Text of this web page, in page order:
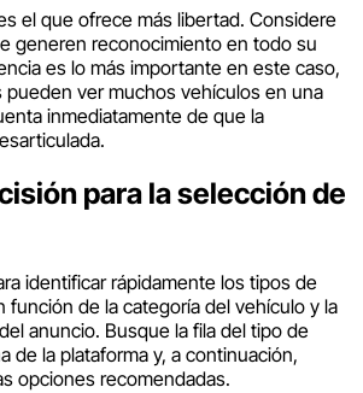
el que ofrece más libertad. Considere
generen reconocimiento en todo su
es lo más importante en este caso,
pueden ver muchos vehículos en una
inmediatamente de que la
para la selección de
identificar rápidamente los tipos de
función de la categoría del vehículo y la
anuncio. Busque la fila del tipo de
de la plataforma y, a continuación,
opciones recomendadas.